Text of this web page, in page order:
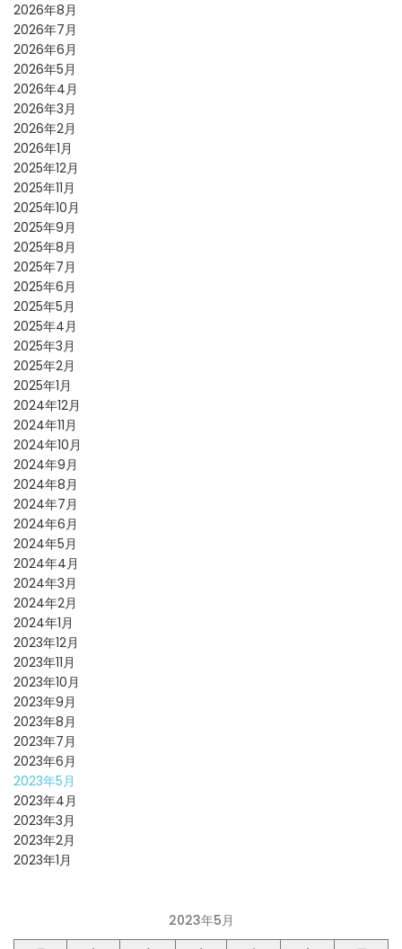
2026年8月
2026年7月
2026年6月
2026年5月
2026年4月
2026年3月
2026年2月
2026年1月
2025年12月
2025年11月
2025年10月
2025年9月
2025年8月
2025年7月
2025年6月
2025年5月
2025年4月
2025年3月
2025年2月
2025年1月
2024年12月
2024年11月
2024年10月
2024年9月
2024年8月
2024年7月
2024年6月
2024年5月
2024年4月
2024年3月
2024年2月
2024年1月
2023年12月
2023年11月
2023年10月
2023年9月
2023年8月
2023年7月
2023年6月
2023年5月
2023年4月
2023年3月
2023年2月
2023年1月
2023年5月